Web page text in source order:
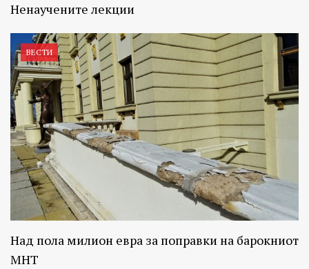
Ненаучените лекции
ВЕСТИ
Над пола милион евра за поправки на барокниот
МНТ